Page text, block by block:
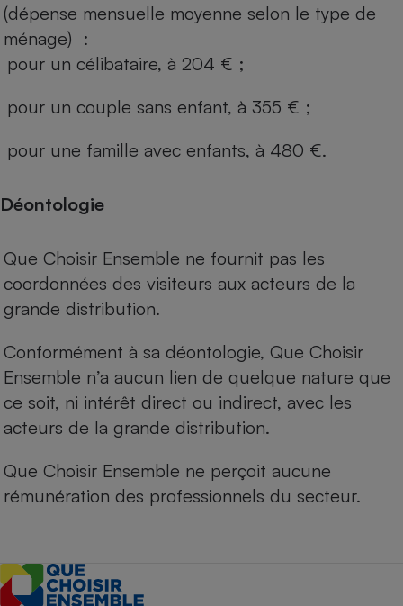
(dépense mensuelle moyenne selon le type de
ménage) :
pour un célibataire, à 204 € ;
pour un couple sans enfant, à 355 € ;
pour une famille avec enfants, à 480 €.
Déontologie
Que Choisir Ensemble ne fournit pas les
coordonnées des visiteurs aux acteurs de la
grande distribution.
Conformément à sa déontologie, Que Choisir
Ensemble n’a aucun lien de quelque nature que
ce soit, ni intérêt direct ou indirect, avec les
acteurs de la grande distribution.
Que Choisir Ensemble ne perçoit aucune
rémunération des professionnels du secteur.